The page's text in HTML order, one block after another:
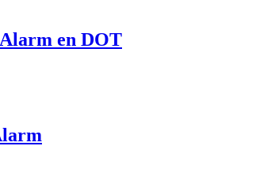
en DOT